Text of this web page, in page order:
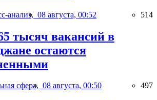
анализ, 08 августа, 00:52 514
тысяч вакансий в
остаются
сфера, 08 августа, 00:50 497